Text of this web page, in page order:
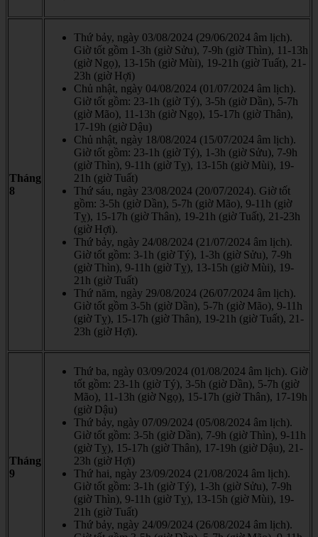
Tháng
8
Thứ bảy, ngày 03/08/2024 (29/06/2024 âm lịch).
Giờ tốt gồm 1-3h (giờ Sửu), 7-9h (giờ Thìn), 11-13h
(giờ Ngọ), 13-15h (giờ Mùi), 19-21h (giờ Tuất), 21-
23h (giờ Hợi)
Chủ nhật, ngày 04/08/2024 (01/07/2024 âm lịch).
Giờ tốt gồm: 23-1h (giờ Tý), 3-5h (giờ Dần), 5-7h
(giờ Mão), 11-13h (giờ Ngọ), 15-17h (giờ Thân),
17-19h (giờ Dậu)
Chủ nhật, ngày 18/08/2024 (15/07/2024 âm lịch).
Giờ tốt gồm: 23-1h (giờ Tý), 1-3h (giờ Sửu), 7-9h
(giờ Thìn), 9-11h (giờ Tỵ), 13-15h (giờ Mùi), 19-
21h (giờ Tuất)
Thứ sáu, ngày 23/08/2024 (20/07/2024). Giờ tốt
gồm: 3-5h (giờ Dần), 5-7h (giờ Mão), 9-11h (giờ
Tỵ), 15-17h (giờ Thân), 19-21h (giờ Tuất), 21-23h
(giờ Hợi).
Thứ bảy, ngày 24/08/2024 (21/07/2024 âm lịch).
Giờ tốt gồm: 3-1h (giờ Tý), 1-3h (giờ Sửu), 7-9h
(giờ Thìn), 9-11h (giờ Tỵ), 13-15h (giờ Mùi), 19-
21h (giờ Tuất)
Thứ năm, ngày 29/08/2024 (26/07/2024 âm lịch).
Giờ tốt gồm 3-5h (giờ Dần), 5-7h (giờ Mão), 9-11h
(giờ Tỵ), 15-17h (giờ Thân), 19-21h (giờ Tuất), 21-
23h (giờ Hợi).
Tháng
9
Thứ ba, ngày 03/09/2024 (01/08/2024 âm lịch). Giờ
tốt gồm: 23-1h (giờ Tý), 3-5h (giờ Dần), 5-7h (giờ
Mão), 11-13h (giờ Ngọ), 15-17h (giờ Thân), 17-19h
(giờ Dậu)
Thứ bảy, ngày 07/09/2024 (05/08/2024 âm lịch).
Giờ tốt gồm: 3-5h (giờ Dần), 7-9h (giờ Thìn), 9-11h
(giờ Tỵ), 15-17h (giờ Thân), 17-19h (giờ Dậu), 21-
23h (giờ Hợi)
Thứ hai, ngày 23/09/2024 (21/08/2024 âm lịch).
Giờ tốt gồm: 3-1h (giờ Tý), 1-3h (giờ Sửu), 7-9h
(giờ Thìn), 9-11h (giờ Tỵ), 13-15h (giờ Mùi), 19-
21h (giờ Tuất)
Thứ bảy, ngày 24/09/2024 (26/08/2024 âm lịch).